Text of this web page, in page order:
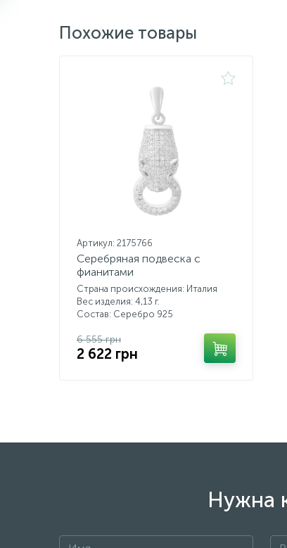
Похожие товары
Артикул: 2175766
Серебряная подвеска с
фианитами
Страна происхождения: Италия
Вес изделия: 4,13 г.
Состав: Серебро 925
6 555 грн
2 622 грн
Нужна